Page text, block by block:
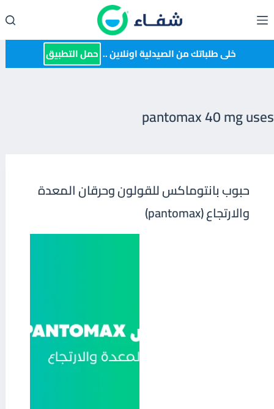
إلى
المحتوى خلى طلباتك من الصيدلية اونلاين .. حمل التطبيق
pantomax 40 mg uses
حبوب بانتوماكس للقولون وحرقان المعدة
والارتجاع (pantomax)